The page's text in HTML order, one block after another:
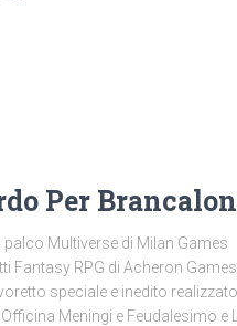
Per
Multiverse di Milan Games
Fantasy RPG di Acheron Games
speciale e inedito
Meningi e Feudalesimo e